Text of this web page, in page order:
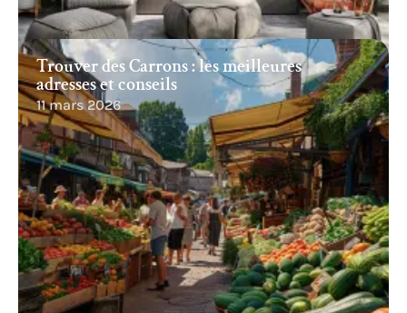
Trouver des Carrons : les meilleures
adresses et conseils
11 mars 2026